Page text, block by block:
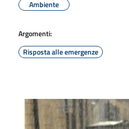
Ambiente
Argomenti:
Risposta alle emergenze